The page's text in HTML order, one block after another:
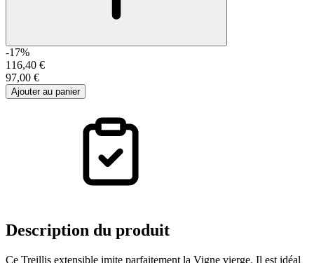
-17%
116,40 €
97,00 €
Ajouter au panier
Description du produit
Ce Treillis extensible imite parfaitement la Vigne vierge. Il est idéal